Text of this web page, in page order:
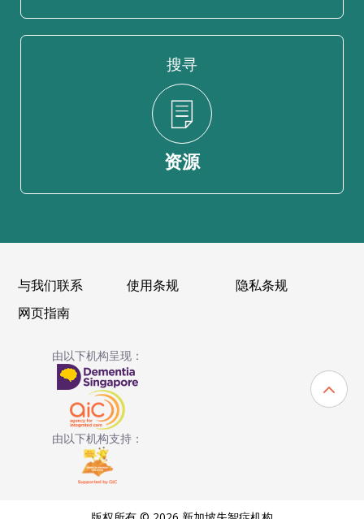
搜寻
资源
与我们联系 使用条规
隐私条规
网页指南
由以下机构呈现：
由以下机构支持：